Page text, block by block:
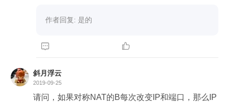
作者回复: 是的
 
斜月浮云
2019-09-25
请问，如果对称NAT的B每次改变IP和端口，那么IP